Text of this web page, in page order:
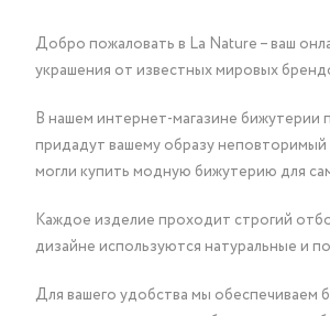
Добро пожаловать в La Nature – ваш
украшения от известных мировых
В нашем интернет-магазине бижутерии
придадут вашему образу
могли купить модную бижутерию для
Каждое изделие проходит строгий
дизайне используются натуральные и
Для вашего удобства мы обеспечиваем